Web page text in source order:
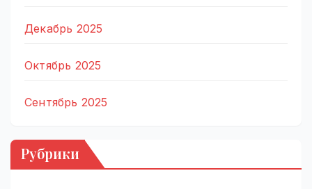
Декабрь 2025
Октябрь 2025
Сентябрь 2025
Рубрики